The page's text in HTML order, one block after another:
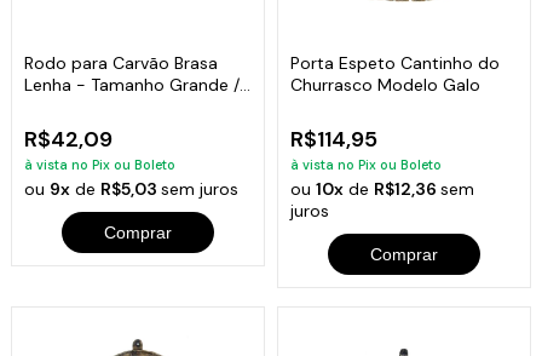
Rodo para Carvão Brasa
Lenha - Tamanho Grande /
R$42,09
à vista no Pix ou Boleto
ou 9x de R$5,03sem juros
Comprar
Porta Espeto Cantinho do
Churrasco Modelo Galo
R$114,95
à vista no Pix ou Boleto
ou 10xde R$12,36 sem
juros
Comprar